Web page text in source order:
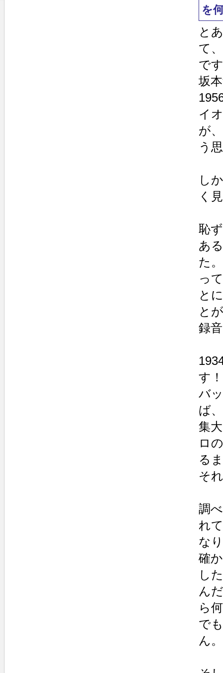
を
と
て
で
坂
イ
が
う
し
く
恥
あ
た
っ
と
と
録
す
バ
ば
集
ロ
る
そ
調
れ
な
確
し
ん
ら
で
ん